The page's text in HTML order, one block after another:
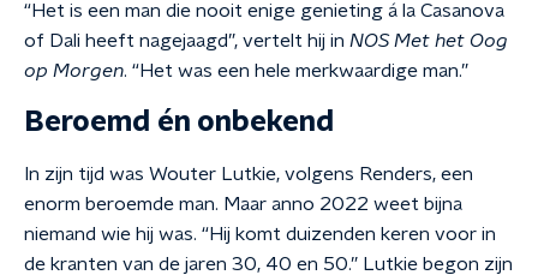
“Het is een man die nooit enige genieting á la Casanova
of Dali heeft nagejaagd”, vertelt hij in NOS Met het Oog
op Morgen. “Het was een hele merkwaardige man.”
Beroemd én onbekend
In zijn tijd was Wouter Lutkie, volgens Renders, een
enorm beroemde man. Maar anno 2022 weet bijna
niemand wie hij was. “Hij komt duizenden keren voor in
de kranten van de jaren 30, 40 en 50.” Lutkie begon zijn